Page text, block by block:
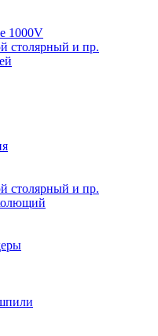
1000V
столярный и пр.
столярный и пр.